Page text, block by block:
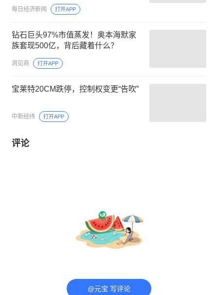
每日经济新闻 打开APP
钻石巨头97%市值蒸发！奥本海默家
族套现500亿，背后藏着什么？
洞见商 打开APP
宝莱特20CM跌停，控制权变更“告吹”
中新经纬 打开APP
评论
@元宝 写评论